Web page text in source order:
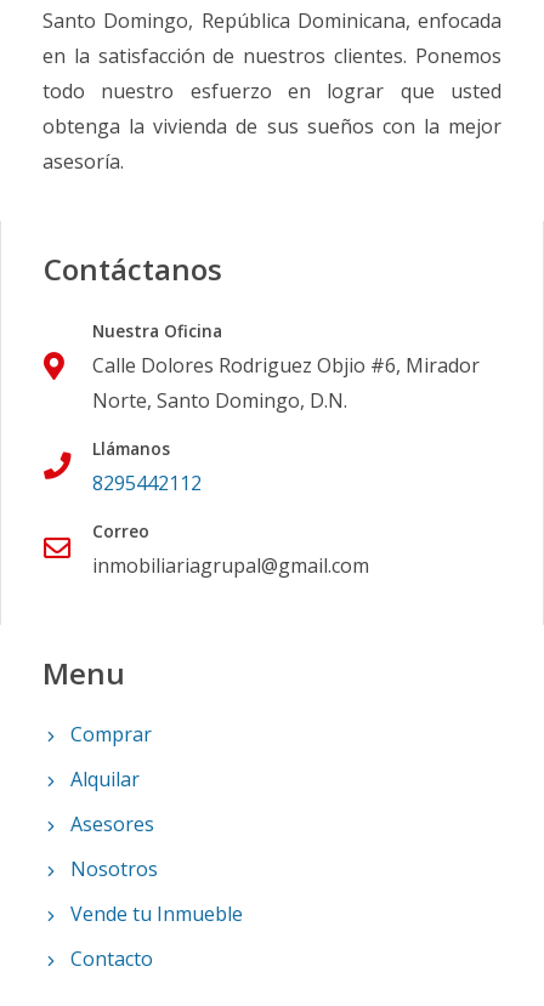
Santo Domingo, República Dominicana, enfocada
en la satisfacción de nuestros clientes. Ponemos
todo nuestro esfuerzo en lograr que usted
obtenga la vivienda de sus sueños con la mejor
asesoría.
Contáctanos
Nuestra Oficina
Calle Dolores Rodriguez Objio #6, Mirador
Norte, Santo Domingo, D.N.
Llámanos
8295442112
Correo
inmobiliariagrupal@gmail.com
Menu
Comprar
Alquilar
Asesores
Nosotros
Vende tu Inmueble
Contacto